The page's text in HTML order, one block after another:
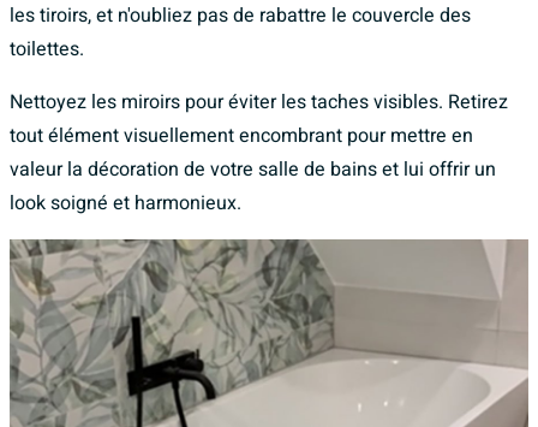
les tiroirs, et n'oubliez pas de rabattre le couvercle des
toilettes.
Nettoyez les miroirs pour éviter les taches visibles. Retirez
tout élément visuellement encombrant pour mettre en
valeur la décoration de votre salle de bains et lui offrir un
look soigné et harmonieux.